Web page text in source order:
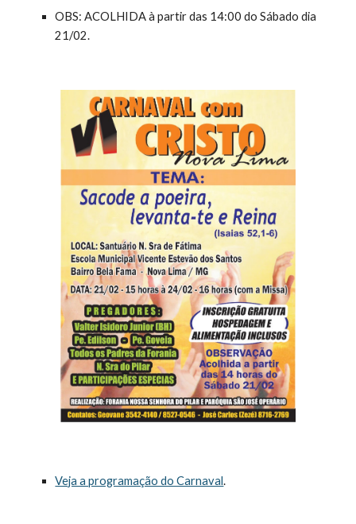
OBS: ACOLHIDA à partir das 14:00 do Sábado dia
21/02.
Veja a programação do Carnaval.